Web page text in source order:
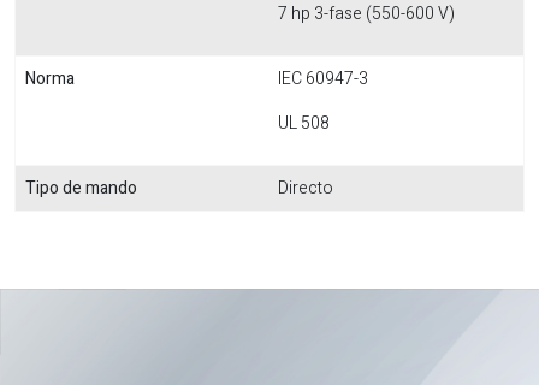
7 hp 3-fase (550-600 V)
Norma
IEC 60947-3
UL 508
Tipo de mando Directo